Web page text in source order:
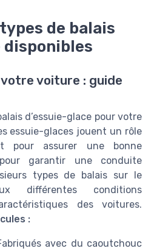
de balais
voiture : guide
d’essuie-glace pour votre
essuie-glaces jouent un rôle
pour assurer une bonne
garantir une conduite
types de balais sur le
différentes conditions
des voitures.
:
avec du caoutchouc